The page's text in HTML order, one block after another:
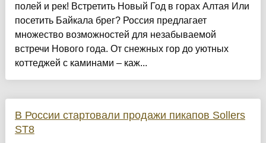
полей и рек! Встретить Новый Год в горах Алтая Или
посетить Байкала брег? Россия предлагает
множество возможностей для незабываемой
встречи Нового года. От снежных гор до уютных
коттеджей с каминами – каж...
В России стартовали продажи пикапов Sollers
ST8